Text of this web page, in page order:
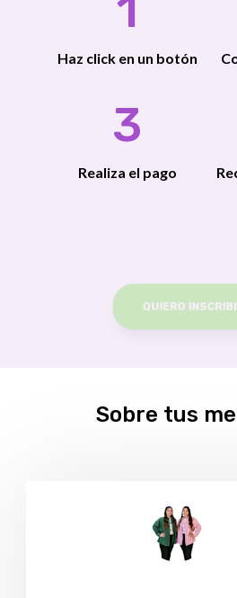
Haz click en un botón
3
Realiza el pago
QUIERO
Sobre tus